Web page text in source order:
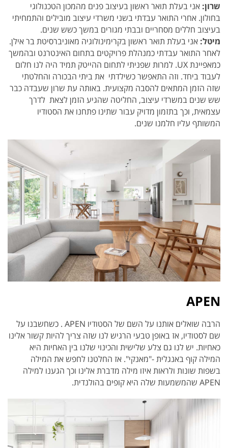
שרון: אני בעלת תואר ראשון בעיצוב פנים מהמכון הטכנולוגי
בחולון. אחרי התואר עבדתי בשני משרדי עיצוב מובילים והתמחיתי
בעיצוב חללים מסחריים ובבתי מגורים במשך כשש שנים.
מיטל: אני בעלת תואר ראשון בקרימינולוגיה מאוניברסיטת בר אילן.
לאחר התואר עבדתי כמנהלת פרויקטים בתחום האינטרנט ובהמשך
כמאפיינת UX. למרות שפניתי לתחום ההייטק תמיד היה לנו חלום
לעבוד ביחד. וזה התאפשר כשילדתי את ביתי הבכורה והחלטתי
שזה הזמן המתאים להסבה מקצועית. באותה עת שרון שעבדה כבר
שש שנים במשרדי עיצוב, החליטה שהגיע הזמן לצאת לדרך
עצמאית, וכך בתזמון מדויק עבור שתינו פתחנו את הסטודיו
המשותף עליו חלמנו שנים.
APEN
הרבה שואלים אותנו על השם של הסטודיו APEN . כשחשבנו על
שם לסטודיו, אז באופן טבעי הרגיש לנו שזה צריך להיות קשור אלינו
כאחיות. יש לנו גם צלע שלישית והכינוי שלנו בין האחיות היא
המילה קוף באנגלית -"מאנקי". אז החלטנו לחפש את המילה
בשפות שונות ולראות איזו מילה מדברת אלינו וכך הגענו למילה
APEN שהמשמעות שלה היא קופים בהולנדית.